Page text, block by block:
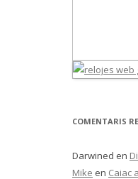
COMENTARIS
Darwined en
Mike en Caiac